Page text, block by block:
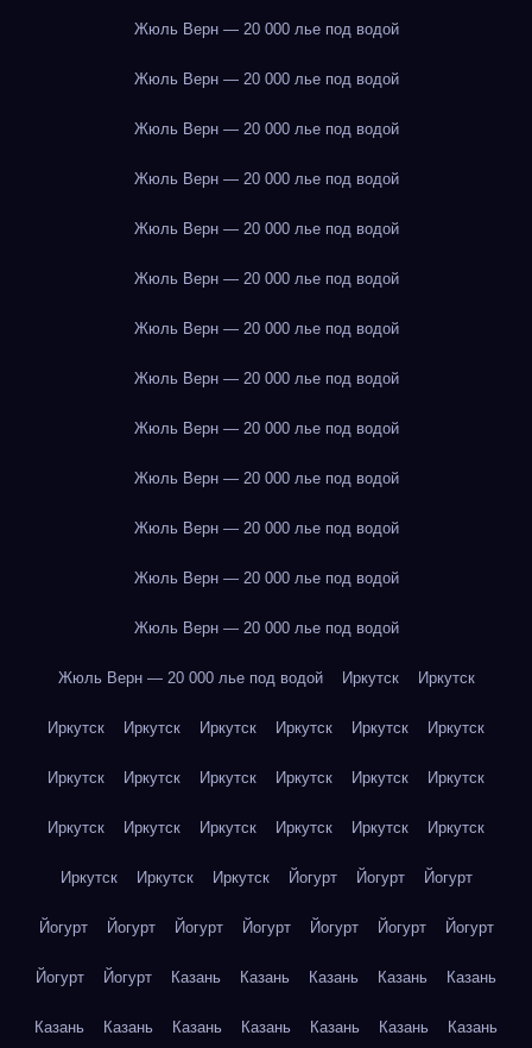
Жюль Верн — 20 000 лье под водой
Жюль Верн — 20 000 лье под водой
Жюль Верн — 20 000 лье под водой
Жюль Верн — 20 000 лье под водой
Жюль Верн — 20 000 лье под водой
Жюль Верн — 20 000 лье под водой
Жюль Верн — 20 000 лье под водой
Жюль Верн — 20 000 лье под водой
Жюль Верн — 20 000 лье под водой
Жюль Верн — 20 000 лье под водой
Жюль Верн — 20 000 лье под водой
Жюль Верн — 20 000 лье под водой
Жюль Верн — 20 000 лье под водой
Жюль Верн — 20 000 лье под водой Иркутск Иркутск
Иркутск Иркутск Иркутск Иркутск Иркутск Иркутск
Иркутск Иркутск Иркутск Иркутск Иркутск Иркутск
Иркутск Иркутск Иркутск Иркутск Иркутск Иркутск
Иркутск Иркутск Иркутск Йогурт Йогурт Йогурт
Йогурт Йогурт Йогурт Йогурт Йогурт Йогурт Йогурт
Йогурт Йогурт Казань Казань Казань Казань Казань
Казань Казань Казань Казань Казань Казань Казань